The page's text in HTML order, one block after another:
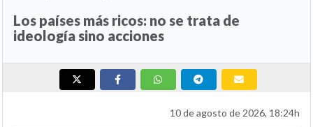
Los países más ricos: no se trata de
ideología sino acciones
10 de agosto de 2026, 18:24h